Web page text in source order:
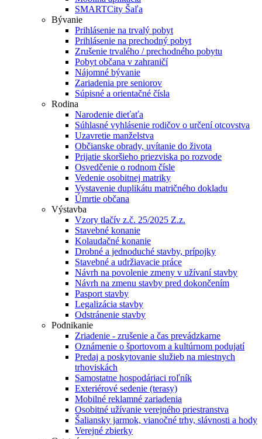
SMARTCity Šaľa
Bývanie
Prihlásenie na trvalý pobyt
Prihlásenie na prechodný pobyt
Zrušenie trvalého / prechodného pobytu
Pobyt občana v zahraničí
Nájomné bývanie
Zariadenia pre seniorov
Súpisné a orientačné čísla
Rodina
Narodenie dieťaťa
Súhlasné vyhlásenie rodičov o určení otcovstva
Uzavretie manželstva
Občianske obrady, uvítanie do života
Prijatie skoršieho priezviska po rozvode
Osvedčenie o rodnom čísle
Vedenie osobitnej matriky
Vystavenie duplikátu matričného dokladu
Úmrtie občana
Výstavba
Vzory tlačív z.č. 25/2025 Z.z.
Stavebné konanie
Kolaudačné konanie
Drobné a jednoduché stavby, prípojky
Stavebné a udržiavacie práce
Návrh na povolenie zmeny v užívaní stavby
Návrh na zmenu stavby pred dokončením
Pasport stavby
Legalizácia stavby
Odstránenie stavby
Podnikanie
Zriadenie - zrušenie a čas prevádzkarne
Oznámenie o športovom a kultúrnom podujatí
Predaj a poskytovanie služieb na miestnych
trhoviskách
Samostatne hospodáriaci roľník
Exteriérové sedenie (terasy)
Mobilné reklamné zariadenia
Osobitné užívanie verejného priestranstva
Šaliansky jarmok, vianočné trhy, slávnosti a hody
Verejné zbierky